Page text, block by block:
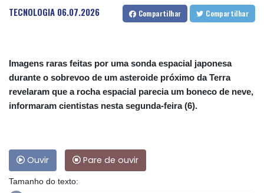
TECNOLOGIA 06.07.2026 Compartilhar Compartilhar
Imagens raras feitas por uma sonda espacial japonesa
durante o sobrevoo de um asteroide próximo da Terra
revelaram que a rocha espacial parecia um boneco de neve,
informaram cientistas nesta segunda-feira (6).
Ouvir Pare de ouvir
Tamanho do texto: